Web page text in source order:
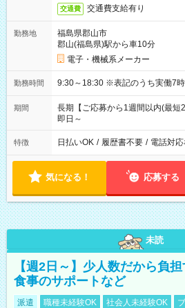
交通費 交通費支給有り
勤務地
福島県郡山市
郡山(福島県)駅から車10分
電子・機械系メーカー
勤務時間 9:30～18:30 ※表記のうち実
期間
長期【ご応募から1週間以内(最短
即日～
特徴 日払いOK / 履歴書不要 / 電話対応
気になる！ 応募する
未読
【週2日～】少人数だから負
食事のサポートなど
派遣 職種未経験OK 社会人未経験OK